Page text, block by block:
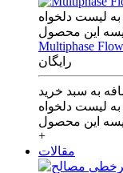
به لیست دلخواه
این محصول
Multiphase
رایگان
به سبد خرید
به لیست دلخواه
این محصول
+
مقالات